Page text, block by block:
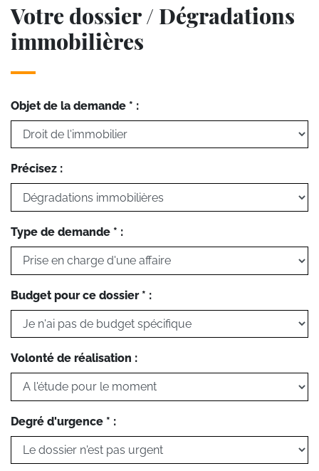
Votre dossier / Dégradations
immobilières
Objet de la demande * :
Précisez :
Type de demande * :
Budget pour ce dossier * :
Volonté de réalisation :
Degré d'urgence * :